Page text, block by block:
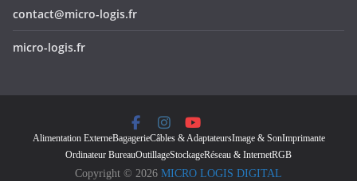
contact@micro-logis.fr
micro-logis.fr
Alimentation ExterneBagagerieCâbles & AdaptateursImage & SonImprimante
Ordinateur BureauOutillageStockageRéseau & InternetRGB
Copyright © 2026 MICRO LOGIS DIGITAL